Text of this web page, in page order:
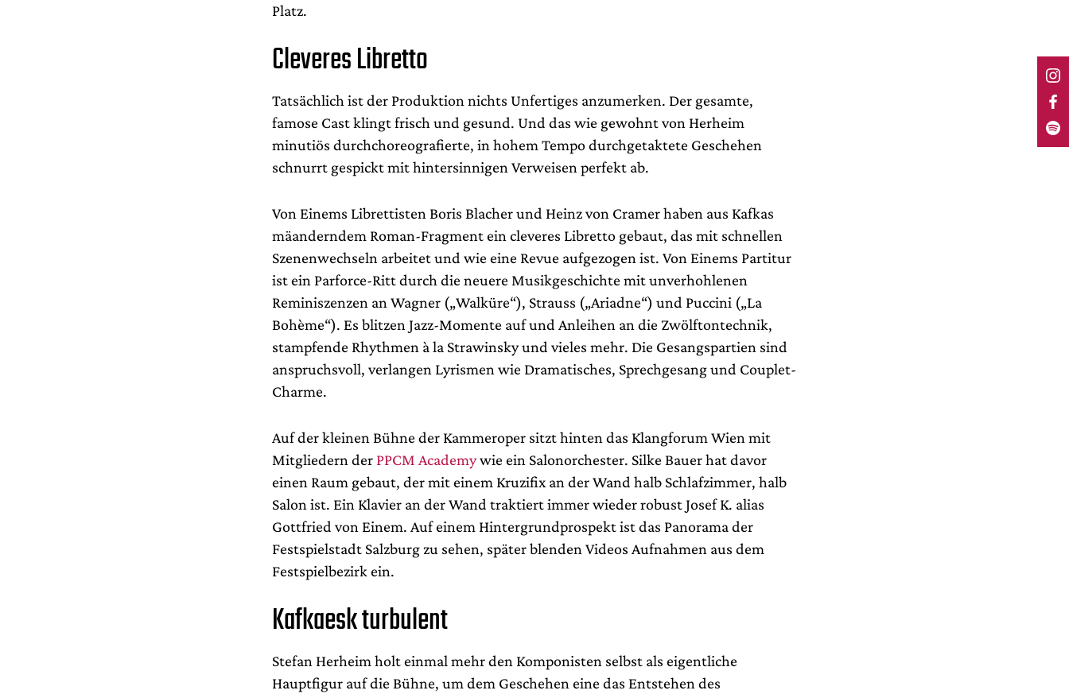
Platz.
Cleveres Libretto
Tatsächlich ist der Produktion nichts Unfertiges anzumerken. Der gesamte,
famose Cast klingt frisch und gesund. Und das wie gewohnt von Herheim
minutiös durchchoreografierte, in hohem Tempo durchgetaktete Geschehen
schnurrt gespickt mit hintersinnigen Verweisen perfekt ab.
Von Einems Librettisten Boris Blacher und Heinz von Cramer haben aus Kafkas
mäanderndem Roman-Fragment ein cleveres Libretto gebaut, das mit schnellen
Szenenwechseln arbeitet und wie eine Revue aufgezogen ist. Von Einems Partitur
ist ein Parforce-Ritt durch die neuere Musikgeschichte mit unverhohlenen
Reminiszenzen an Wagner („Walküre“), Strauss („Ariadne“) und Puccini („La
Bohème“). Es blitzen Jazz-Momente auf und Anleihen an die Zwölftontechnik,
stampfende Rhythmen à la Strawinsky und vieles mehr. Die Gesangspartien sind
anspruchsvoll, verlangen Lyrismen wie Dramatisches, Sprechgesang und Couplet-
Charme.
Auf der kleinen Bühne der Kammeroper sitzt hinten das Klangforum Wien mit
Mitgliedern der PPCM Academywie ein Salonorchester. Silke Bauer hat davor
einen Raum gebaut, der mit einem Kruzifix an der Wand halb Schlafzimmer, halb
Salon ist. Ein Klavier an der Wand traktiert immer wieder robust Josef K. alias
Gottfried von Einem. Auf einem Hintergrundprospekt ist das Panorama der
Festspielstadt Salzburg zu sehen, später blenden Videos Aufnahmen aus dem
Festspielbezirk ein.
Kafkaesk turbulent
Stefan Herheim holt einmal mehr den Komponisten selbst als eigentliche
Hauptfigur auf die Bühne, um dem Geschehen eine das Entstehen des